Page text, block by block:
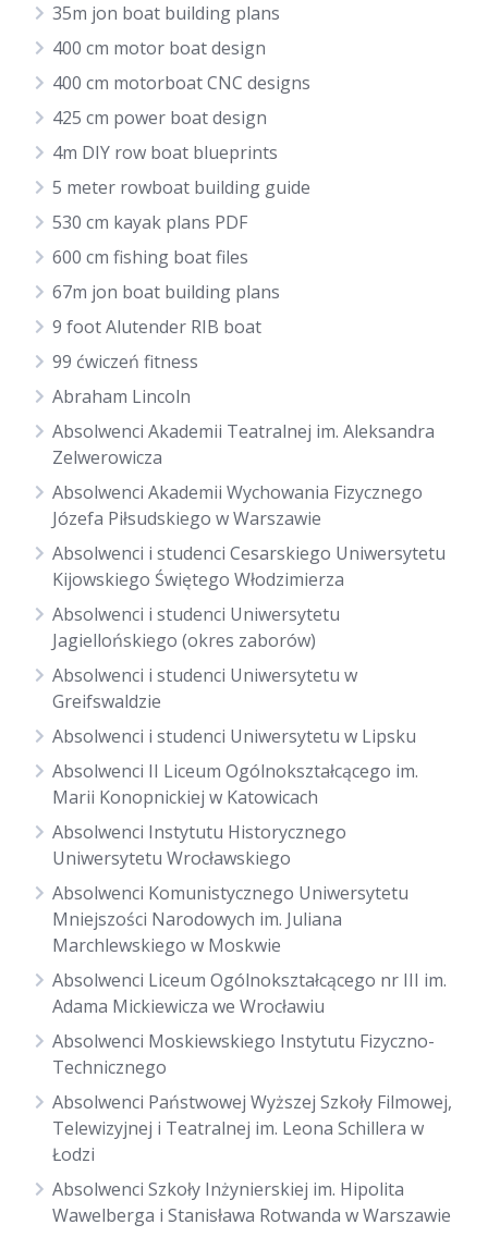
35m jon boat building plans
400 cm motor boat design
400 cm motorboat CNC designs
425 cm power boat design
4m DIY row boat blueprints
5 meter rowboat building guide
530 cm kayak plans PDF
600 cm fishing boat files
67m jon boat building plans
9 foot Alutender RIB boat
99 ćwiczeń fitness
Abraham Lincoln
Absolwenci Akademii Teatralnej im. Aleksandra
Zelwerowicza
Absolwenci Akademii Wychowania Fizycznego
Józefa Piłsudskiego w Warszawie
Absolwenci i studenci Cesarskiego Uniwersytetu
Kijowskiego Świętego Włodzimierza
Absolwenci i studenci Uniwersytetu
Jagiellońskiego (okres zaborów)
Absolwenci i studenci Uniwersytetu w
Greifswaldzie
Absolwenci i studenci Uniwersytetu w Lipsku
Absolwenci II Liceum Ogólnokształcącego im.
Marii Konopnickiej w Katowicach
Absolwenci Instytutu Historycznego
Uniwersytetu Wrocławskiego
Absolwenci Komunistycznego Uniwersytetu
Mniejszości Narodowych im. Juliana
Marchlewskiego w Moskwie
Absolwenci Liceum Ogólnokształcącego nr III im.
Adama Mickiewicza we Wrocławiu
Absolwenci Moskiewskiego Instytutu Fizyczno-
Technicznego
Absolwenci Państwowej Wyższej Szkoły Filmowej,
Telewizyjnej i Teatralnej im. Leona Schillera w
Łodzi
Absolwenci Szkoły Inżynierskiej im. Hipolita
Wawelberga i Stanisława Rotwanda w Warszawie